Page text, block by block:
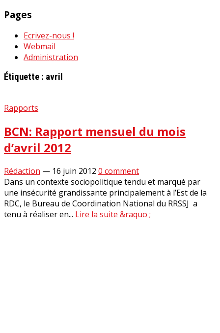
Pages
Ecrivez-nous !
Webmail
Administration
Étiquette : avril
Rapports
BCN: Rapport mensuel du mois
d’avril 2012
Rédaction — 16 juin 2012 0 comment
Dans un contexte sociopolitique tendu et marqué par
une insécurité grandissante principalement à l’Est de la
RDC, le Bureau de Coordination National du RRSSJ a
tenu à réaliser en... Lire la suite &raquo ;